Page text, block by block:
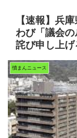
【速報】兵
わび「議会
詫び申し上げ
憤まんニュース